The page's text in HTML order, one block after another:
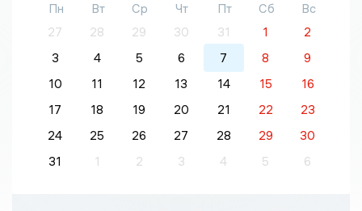
Пн Вт Ср Чт Пт Сб
Вс
27
28 29 30 31 1
2
3
4 5 6 7 8
9
10
11 12 13 14 15
16
17
18 19 20 21 22
23
24
25 26 27 28 29
30
31
1 2 3 4 5 6